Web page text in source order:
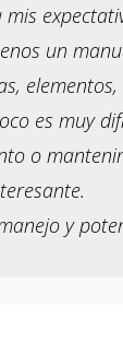
un
es muy
o
y